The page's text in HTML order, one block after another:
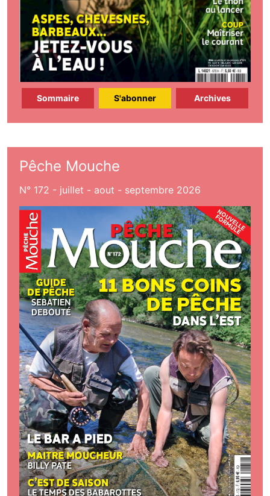
Sommaire S'abonner Archives
Pêche Mouche
N° 172 - juillet - aout - septembre 2026